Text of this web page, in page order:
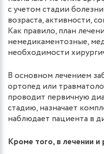
с учетом стадии
возраста, активности,
Как правило, план
немедикаментозные,
необходимости
В основном лечением
ортопед или
проводит первичную
стадию, назначает
наблюдает пациента в
Кроме того, в лечении